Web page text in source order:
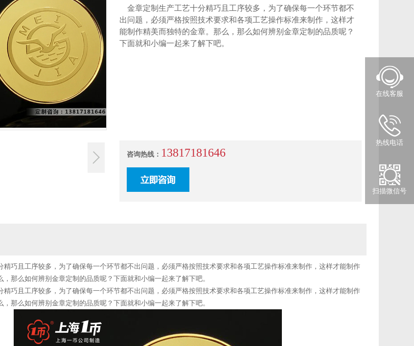
金章定制生产工艺十分精巧且工序较多，为了确保每一个环节都不
出问题，必须严格按照技术要求和各项工艺操作标准来制作，这样才
能制作精美而独特的金章。那么，那么如何辨别金章定制的品质呢？
下面就和小编一起来了解下吧。
咨询热线： 13817181646
巧且工序较多，为了确保每一个环节都不出问题，必须严格按照技术要求和各项工艺操作标准来制作，这样才能制作
，那么如何辨别金章定制的品质呢？下面就和小编一起来了解下吧。
巧且工序较多，为了确保每一个环节都不出问题，必须严格按照技术要求和各项工艺操作标准来制作，这样才能制作
，那么如何辨别金章定制的品质呢？下面就和小编一起来了解下吧。
在线客服
热线电话
扫描微信号